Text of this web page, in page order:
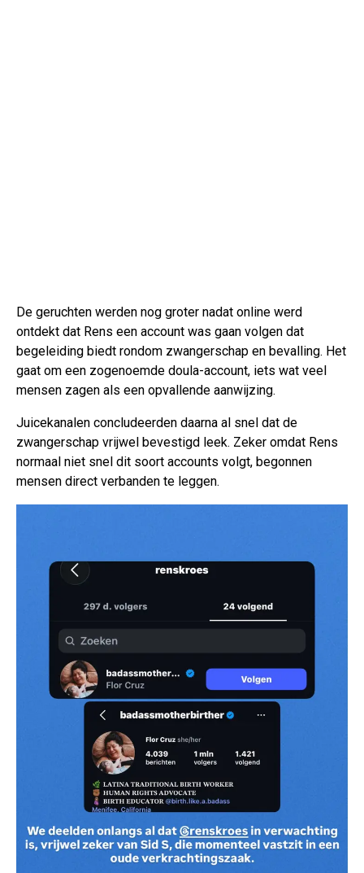
De geruchten werden nog groter nadat online werd
ontdekt dat Rens een account was gaan volgen dat
begeleiding biedt rondom zwangerschap en bevalling. Het
gaat om een zogenoemde doula-account, iets wat veel
mensen zagen als een opvallende aanwijzing.
Juicekanalen concludeerden daarna al snel dat de
zwangerschap vrijwel bevestigd leek. Zeker omdat Rens
normaal niet snel dit soort accounts volgt, begonnen
mensen direct verbanden te leggen.